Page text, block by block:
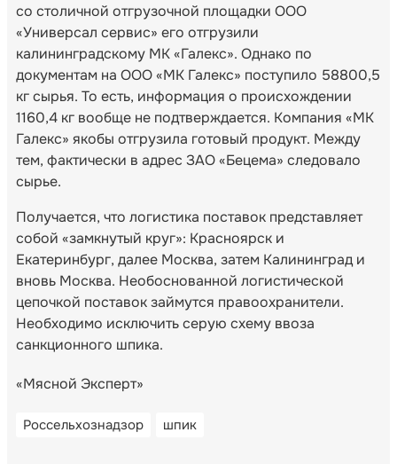
со столичной отгрузочной площадки ООО
«Универсал сервис» его отгрузили
калининградскому МК «Галекс». Однако по
документам на ООО «МК Галекс» поступило 58800,5
кг сырья. То есть, информация о происхождении
1160,4 кг вообще не подтверждается. Компания «МК
Галекс» якобы отгрузила готовый продукт. Между
тем, фактически в адрес ЗАО «Бецема» следовало
сырье.
Получается, что логистика поставок представляет
собой «замкнутый круг»: Красноярск и
Екатеринбург, далее Москва, затем Калининград и
вновь Москва. Необоснованной логистической
цепочкой поставок займутся правоохранители.
Необходимо исключить серую схему ввоза
санкционного шпика.
«Мясной Эксперт»
Россельхознадзор шпик